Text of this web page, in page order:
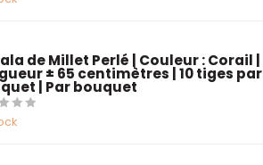
de Millet Perlé | Couleur : Corail |
± 65 centimètres | 10 tiges par
| Par bouquet